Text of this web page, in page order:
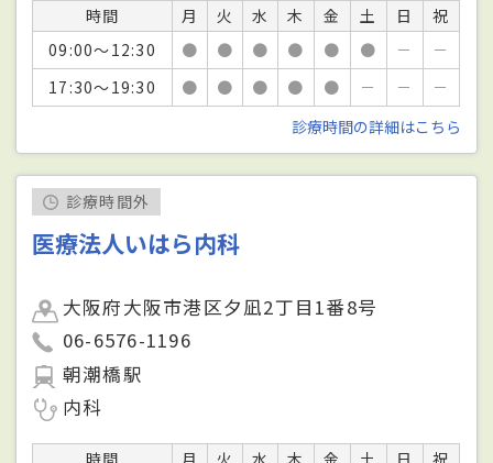
時間 月 火 水 木 金 土 日
祝
09:00～12:30
● ● ● ● ● ● －
－
17:30～19:30
● ● ● ● ● － －
－
診療時間の詳細はこちら
診療時間外
医療法人いはら内科
大阪府大阪市港区夕凪2丁目1番8号
06-6576-1196
朝潮橋駅
内科
時間 月 火 水 木 金 土 日
祝